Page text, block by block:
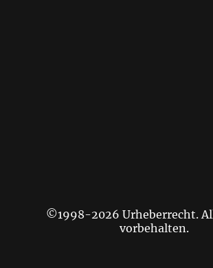
©1998-2026 Urheberrecht.
vorbehalten.